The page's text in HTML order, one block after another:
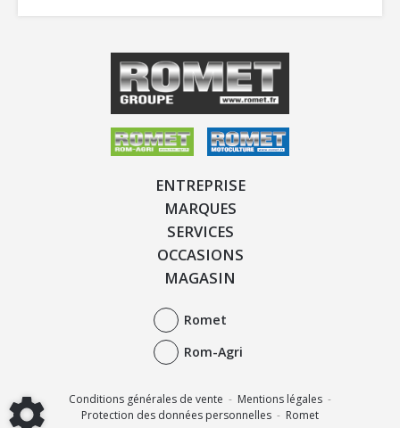
ENTREPRISE
MARQUES
SERVICES
OCCASIONS
MAGASIN
Romet
Rom-Agri
Conditions générales de vente - Mentions légales -
Protection des données personnelles - Romet